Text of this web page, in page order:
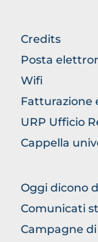
FOOTER
GENERICO
Credits
Posta
Wifi
Fatturazione
URP Ufficio
Cappella
FOOTER
Oggi dicono
Comunicati
Campagne